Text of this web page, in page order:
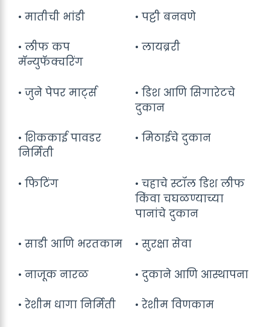
• मातीची भांडी • पट्टी बनवणे
• लीफ कप
मॅन्युफॅक्चरिंग
• लायब्ररी
• जुने पेपर मार्ट्स
• डिश आणि सिगारेटचे
दुकान
• शिककाई पावडर
निर्मिती
• मिठाईचे दुकान
• फिटिंग
• चहाचे स्टॉल डिश लीफ
किंवा चघळण्याच्या
पानांचे दुकान
• साडी आणि भरतकाम • सुरक्षा सेवा
• नाजूक नारळ • दुकाने आणि आस्थापना
• रेशीम धागा निर्मिती • रेशीम विणकाम